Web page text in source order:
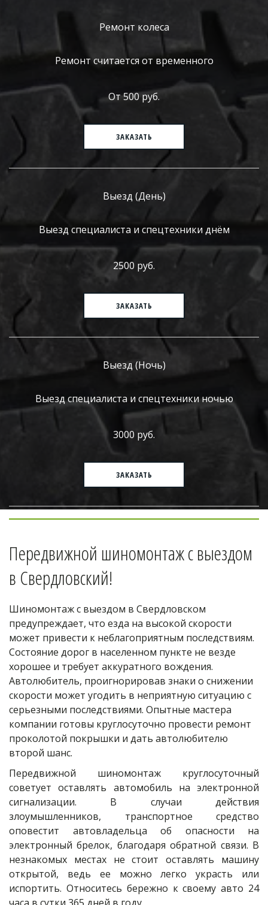
Ремонт колеса
Ремонт считается от временного
От 500 руб.
ЗАКАЗАТЬ
Выезд (День)
Выезд специалиста и спецтехники днём
2500 руб.
ЗАКАЗАТЬ
Выезд (Ночь)
Выезд специалиста и спецтехники ночью
3000 руб.
ЗАКАЗАТЬ
Передвижной шиномонтаж с выездом
в Свердловский!
Шиномонтаж с выездом в Свердловском
предупреждает, что езда на высокой скорости
может привести к неблагоприятным последствиям.
Состояние дорог в населенном пункте не везде
хорошее и требует аккуратного вождения.
Автолюбитель, проигнорировав знаки о снижении
скорости может угодить в неприятную ситуацию с
серьезными последствиями. Опытные мастера
компании готовы круглосуточно провести ремонт
проколотой покрышки и дать автолюбителю
второй шанс.
Передвижной шиномонтаж круглосуточный
советует оставлять автомобиль на электронной
сигнализации. В случаи действия
злоумышленников, транспортное средство
оповестит автовладельца об опасности на
электронный брелок, благодаря обратной связи. В
незнакомых местах не стоит оставлять машину
открытой, ведь ее можно легко украсть или
испортить. Относитесь бережно к своему авто 24